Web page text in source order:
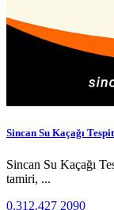
Sincan Su Kaçağı
Sincan Su Kaçağı
tamiri, ...
0.312.427 2090